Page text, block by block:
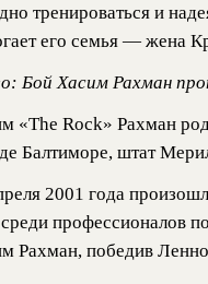
тренироваться и
его семья — жена
Бой Хасим Рахман
«The Rock» Рахман
Балтиморе, штат
2001 года
профессионалов
Рахман, победив